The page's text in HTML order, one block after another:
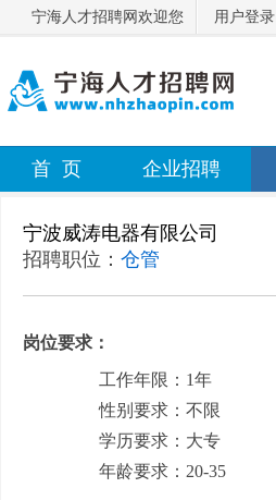
宁海人才招聘网欢迎您 用户登录
首 页 企业招聘
宁波威涛电器有限公司
招聘职位： 仓管
岗位要求：
工作年限：1年
性别要求：不限
学历要求：大专
年龄要求：20-35